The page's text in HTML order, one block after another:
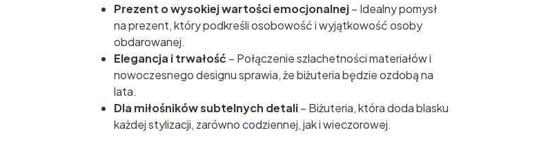
Prezent o wysokiej wartości emocjonalnej– Idealny pomysł
na prezent, który podkreśli osobowość i wyjątkowość osoby
obdarowanej.
Elegancja i trwałość – Połączenie szlachetności materiałów i
nowoczesnego designu sprawia, że biżuteria będzie ozdobą na
lata.
Dla miłośników subtelnych detali– Biżuteria, która doda blasku
każdej stylizacji, zarówno codziennej, jak i wieczorowej.